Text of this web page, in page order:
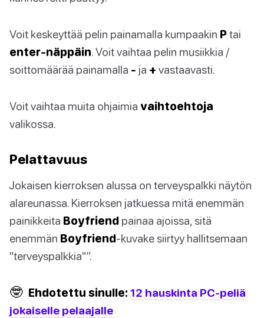
Voit keskeyttää pelin painamalla kumpaakin Ptai
enter-näppäin. Voit vaihtaa pelin musiikkia /
soittomäärää painamalla - ja + vastaavasti.
Voit vaihtaa muita ohjaimia vaihtoehtoja
valikossa.
Pelattavuus
Jokaisen kierroksen alussa on terveyspalkki näytön
alareunassa. Kierroksen jatkuessa mitä enemmän
painikkeita Boyfriend painaa ajoissa, sitä
enemmän Boyfriend-kuvake siirtyy hallitsemaan
"terveyspalkkia"”.
🤓 Ehdotettu sinulle: 12 hauskinta PC-peliä
jokaiselle pelaajalle